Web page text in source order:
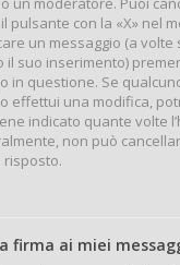
pulsante con la «X» nel
un messaggio (a volte
il suo inserimento)
in questione. Se
effettui una modifica,
indicato quante volte
non può
risposto.
firma ai miei